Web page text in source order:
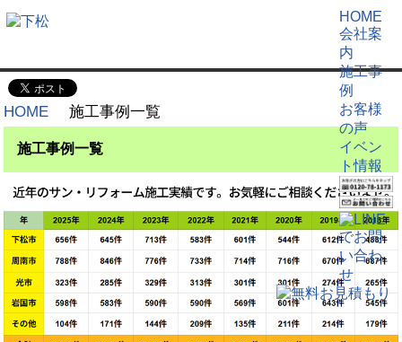
HOME
会社案
内
施工事
例
お客様
の声
イベン
ト情報
HOME 施工事例一覧
施工事例一覧